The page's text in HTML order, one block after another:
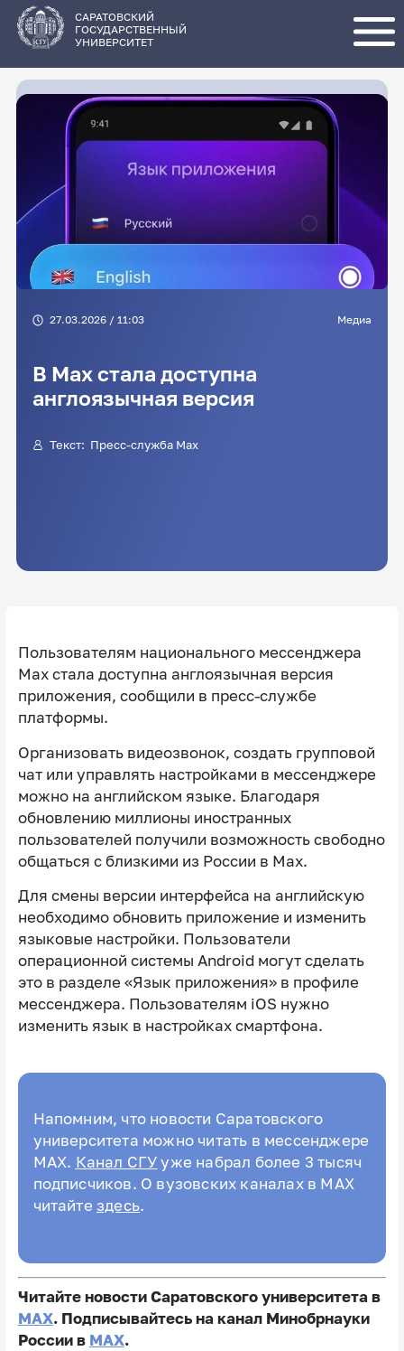
основному
содержанию
САРАТОВСКИЙ
ГОСУДАРСТВЕННЫЙ
УНИВЕРСИТЕТ
27.03.2026 / 11:03 Медиа
В Max стала доступна
англоязычная версия
Текст: Пресс-служба Max
Пользователям национального мессенджера
Max стала доступна англоязычная версия
приложения, сообщили в пресс-службе
платформы.
Организовать видеозвонок, создать групповой
чат или управлять настройками в мессенджере
можно на английском языке. Благодаря
обновлению миллионы иностранных
пользователей получили возможность свободно
общаться с близкими из России в Мах.
Для смены версии интерфейса на английскую
необходимо обновить приложение и изменить
языковые настройки. Пользователи
операционной системы Android могут сделать
это в разделе «Язык приложения» в профиле
мессенджера. Пользователям iOS нужно
изменить язык в настройках смартфона.
Напомним, что новости Саратовского
университета можно читать в мессенджере
MAX. Канал СГУ уже набрал более 3 тысяч
подписчиков. О вузовских каналах в MAX
читайте здесь.
Читайте новости Саратовского университета в
MAX. Подписывайтесь на канал Минобрнауки
России в MAX.